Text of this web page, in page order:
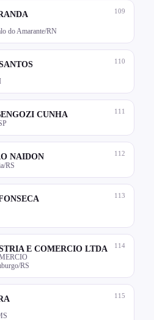
109
do Amarante/RN
110
111
CUNHA
112
NAIDON
RS
113
114
E COMERCIO LTDA
RS
115